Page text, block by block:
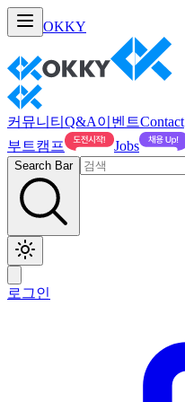
OKKY
커뮤니티 Q&A이벤트Contact
부트캠프
Jobs
Search Bar
로그인